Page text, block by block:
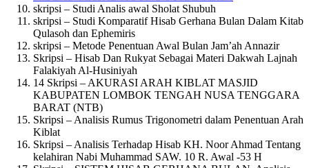
skripsi – Studi Analis awal Sholat Shubuh
skripsi – Studi Komparatif Hisab Gerhana Bulan Dalam Kitab
Qulasoh dan Ephemiris
skripsi – Metode Penentuan Awal Bulan Jam’ah Annazir
Skripsi – Hisab Dan Rukyat Sebagai Materi Dakwah Lajnah
Falakiyah Al-Husiniyah
14 Skripsi – AKURASI ARAH KIBLAT MASJID
KABUPATEN LOMBOK TENGAH NUSA TENGGARA
BARAT (NTB)
Skripsi – Analisis Rumus Trigonometri dalam Penentuan Arah
Kiblat
Skripsi – Analisis Terhadap Hisab KH. Noor Ahmad Tentang
kelahiran Nabi Muhammad SAW. 10 R. Awal -53 H